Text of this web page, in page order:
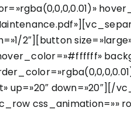
2″][button
down=»20″][/
css_animation=»»